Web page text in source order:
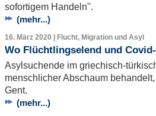
sofortigem Handeln".
(mehr...)
16. März 2020 | Flucht, Migration und Asyl
Wo Flüchtlingselend und
Asylsuchende im griechisch-
menschlicher Abschaum
Gent.
(mehr...)